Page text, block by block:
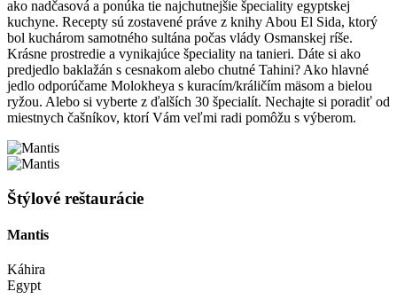
ako nadčasová a ponúka tie najchutnejšie špeciality egyptskej
kuchyne. Recepty sú zostavené práve z knihy Abou El Sida, ktorý
bol kuchárom samotného sultána počas vlády Osmanskej ríše.
Krásne prostredie a vynikajúce špeciality na tanieri. Dáte si ako
predjedlo baklažán s cesnakom alebo chutné Tahini? Ako hlavné
jedlo odporúčame Molokheya s kuracím/králičím mäsom a bielou
ryžou. Alebo si vyberte z ďalších 30 špecialít. Nechajte si poradiť od
miestnych čašníkov, ktorí Vám veľmi radi pomôžu s výberom.
Štýlové reštaurácie
Mantis
Káhira
Egypt